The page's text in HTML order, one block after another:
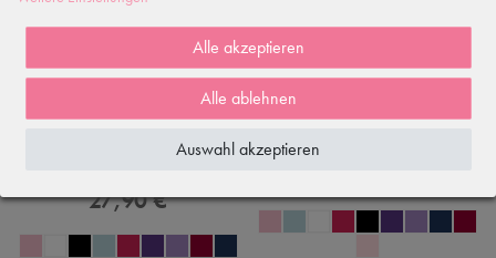
Langarm Ballett Trikot "Anna" mit
Chiffon Rock, rosa
27,90 €
Ballett Wickelrock "Emma", weiß
Alle akzeptieren
Alle ablehnen
Auswahl akzeptieren